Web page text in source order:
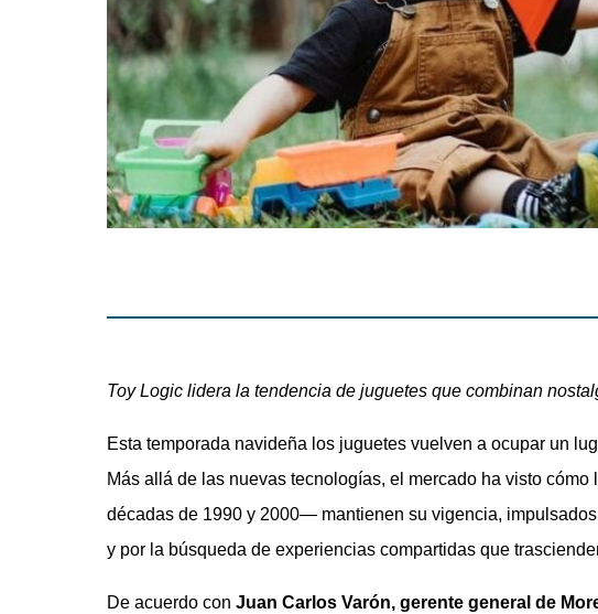
Toy Logic lidera la tendencia de juguetes que combinan
Esta temporada navideña los juguetes vuelven a ocupar un
Más allá de las nuevas tecnologías, el mercado ha visto
décadas de 1990 y 2000— mantienen su vigencia,
y por la búsqueda de experiencias compartidas que
De acuerdo con Juan Carlos Varón, gerente general de